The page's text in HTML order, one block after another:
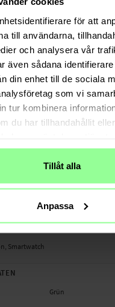
för att
till användarna,
och analysera vår
även sådana
din enhet till de sociala
som vi
tur kombinera
du har tillhandahållit
Tillåt alla
Anpassa
ist der perfekte Begleiter
bequem und vielfältig
Farben erhältlich, passt zu
- 175mm (ohne Uhr)
Smartwatch
Grün